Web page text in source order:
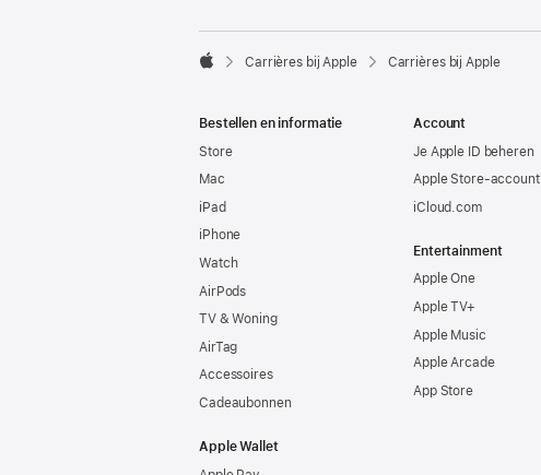

Carrières bij Apple Carrières bij Apple
Bestellen en informatie
Store
Mac
iPad
iPhone
Watch
AirPods
TV & Woning
AirTag
Accessoires
Cadeaubonnen
Apple Wallet
Account
Je Apple ID beheren
Apple Store-account
iCloud.com
Entertainment
Apple One
Apple TV+
Apple Music
Apple Arcade
App Store